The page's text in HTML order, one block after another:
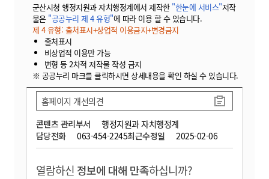
군산시청 행정지원과 자치행정계에서 제작한 "한눈에 서비스"저작
물은 "공공누리 제 4 유형"에 따라 이용 할 수 있습니다.
제 4 유형: 출처표시+상업적 이용금지+변경금지
출처표시
비상업적 이용만 가능
변형 등 2차적 저작물 작성 금지
※ 공공누리 마크를 클릭하시면 상세내용을 확인 하실 수 있습니다.
콘텐츠 관리부서
행정지원과 자치행정계
담당전화
063-454-2245최근수정일 2025-02-06
홈페이지 개선의견
열람하신 정보에 대해 만족하십니까?